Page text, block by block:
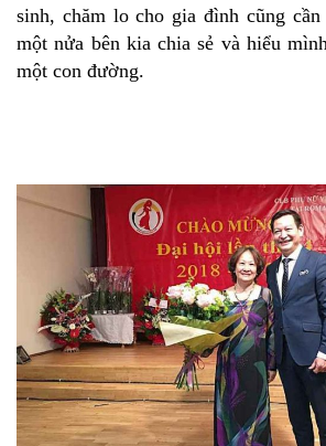
sinh, chăm lo cho gia đình cũng
một nửa bên kia chia sẻ và hiểu
một con đường.